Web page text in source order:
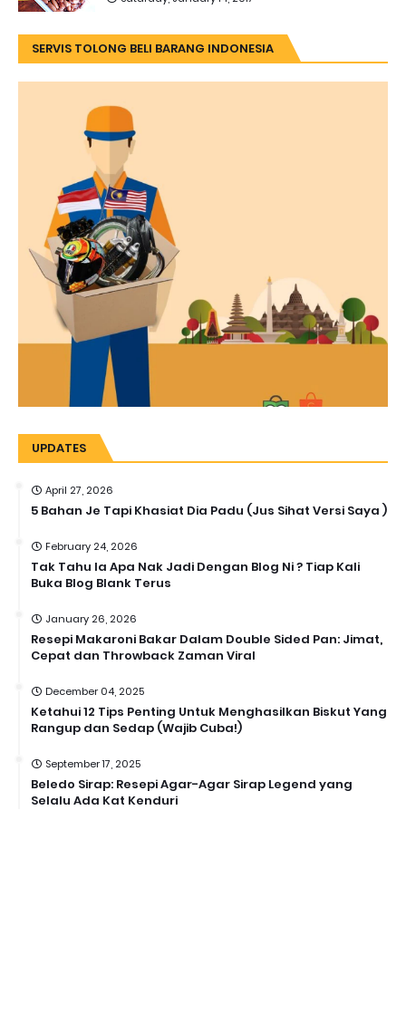
SERVIS TOLONG BELI BARANG INDONESIA
UPDATES
April 27, 2026
5 Bahan Je Tapi Khasiat Dia Padu (Jus Sihat Versi Saya )
February 24, 2026
Tak Tahu la Apa Nak Jadi Dengan Blog Ni ? Tiap Kali
Buka Blog Blank Terus
January 26, 2026
Resepi Makaroni Bakar Dalam Double Sided Pan: Jimat,
Cepat dan Throwback Zaman Viral
December 04, 2025
Ketahui 12 Tips Penting Untuk Menghasilkan Biskut Yang
Rangup dan Sedap (Wajib Cuba!)
September 17, 2025
Beledo Sirap: Resepi Agar-Agar Sirap Legend yang
Selalu Ada Kat Kenduri